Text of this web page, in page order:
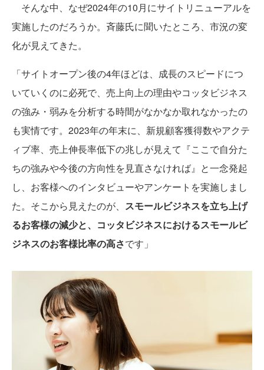
そんな中、なぜ2024年の10月にサイトリニューアルを
実施したのだろうか。斉藤氏に聞いたところ、市況の変
化が見えてきた。
「サイトオープン後の4年ほどは、成長のスピードにつ
いていくのに必死で、売上向上の理由やコッタビジネス
の強み・弱みを分析する時間がなかなか取れなかったの
も実情です。2023年の年末に、新規顧客獲得数やアクテ
ィブ率、売上伸長率低下の兆しが見えて『ここで自分た
ちの強みや今後の方向性を見直さなければ』と一念発起
し、お客様へのインタビューやアンケートを実施しまし
た。そこから見えたのが、 スモールビジネスを立ち上げ
るお客様の減少と、コッタビジネスにおけるスモールビ
ジネスのお客様比率の高さです」